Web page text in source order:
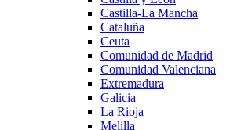
Castilla-La Mancha
Cataluña
Ceuta
Comunidad de Madrid
Comunidad Valenciana
Extremadura
Galicia
La Rioja
Melilla